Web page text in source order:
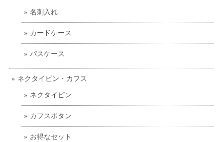
名刺入れ
カードケース
パスケース
ネクタイピン・カフス
ネクタイピン
カフスボタン
お得なセット